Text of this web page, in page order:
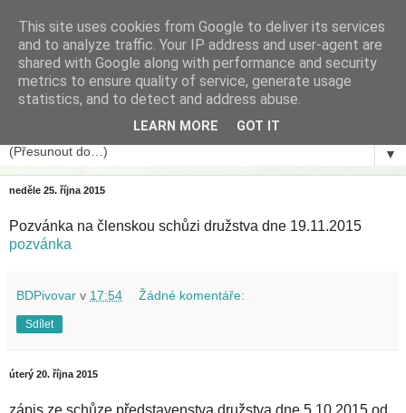
BD U Pivovaru
Bytové družstvo U Pivovaru, družstvo ... 272 01 Kladno-
Kročehlavy Štěpánská 2656 ... IČO: 47 04 89 81
▼
neděle 25. října 2015
Pozvánka na členskou schůzi družstva dne 19.11.2015
pozvánka
BDPivovar v 17:54 Žádné komentáře:
Sdílet
úterý 20. října 2015
zápis ze schůze představenstva družstva dne 5.10.2015 od
This site uses cookies from Google to deliver its services
and to analyze traffic. Your IP address and user-agent are
shared with Google along with performance and security
metrics to ensure quality of service, generate usage
statistics, and to detect and address abuse.
LEARN MORE GOT IT